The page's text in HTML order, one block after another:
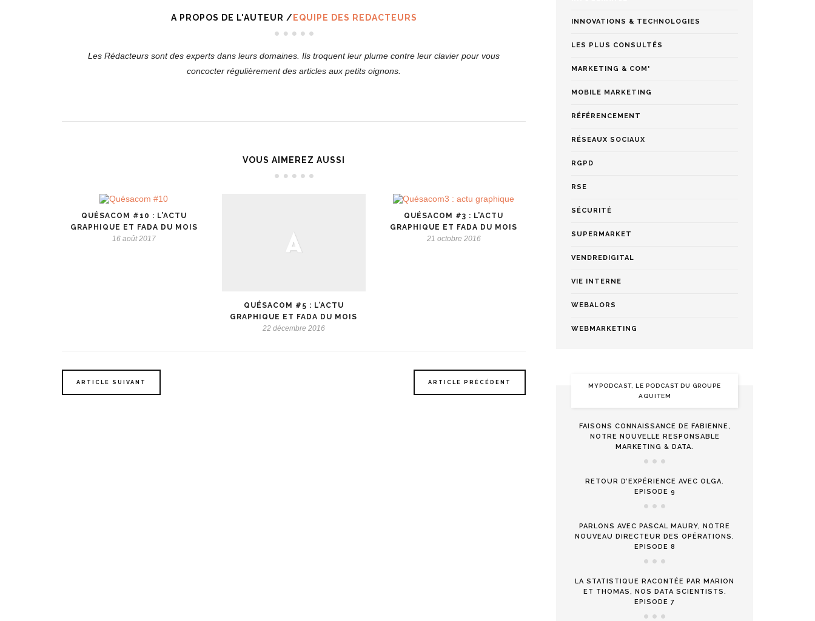
A PROPOS DE L'AUTEUR / EQUIPE DES REDACTEURS
Les Rédacteurs sont des experts dans leurs domaines. Ils troquent leur plume contre leur clavier pour vous
concocter régulièrement des articles aux petits oignons.
VOUS AIMEREZ AUSSI
QUÉSACOM #10 : L’ACTU
GRAPHIQUE ET FADA DU MOIS
16 août 2017
QUÉSACOM #5 : L’ACTU
GRAPHIQUE ET FADA DU MOIS
22 décembre 2016
QUÉSACOM #3 : L’ACTU
GRAPHIQUE ET FADA DU MOIS
21 octobre 2016
ARTICLE PRÉCÉDENT
ARTICLE SUIVANT
INNOVATIONS & TECHNOLOGIES
LES PLUS CONSULTÉS
MARKETING & COM'
MOBILE MARKETING
RÉFÉRENCEMENT
RÉSEAUX SOCIAUX
RGPD
RSE
SÉCURITÉ
SUPERMARKET
VENDREDIGITAL
VIE INTERNE
WEBALORS
WEBMARKETING
MYPODCAST, LE PODCAST DU GROUPE
AQUITEM
FAISONS CONNAISSANCE DE FABIENNE,
NOTRE NOUVELLE RESPONSABLE
MARKETING & DATA.
RETOUR D’EXPÉRIENCE AVEC OLGA.
EPISODE 9
PARLONS AVEC PASCAL MAURY, NOTRE
NOUVEAU DIRECTEUR DES OPÉRATIONS.
EPISODE 8
LA STATISTIQUE RACONTÉE PAR MARION
ET THOMAS, NOS DATA SCIENTISTS.
EPISODE 7